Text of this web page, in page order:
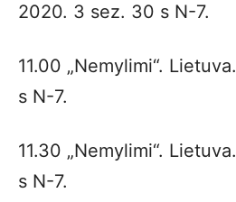
2020. 3 sez. 30 s N-7.
11.00 „Nemylimi“.
s N-7.
11.30 „Nemylimi“.
s N-7.